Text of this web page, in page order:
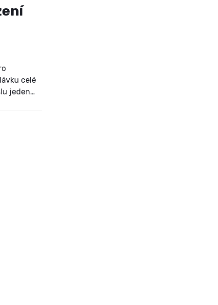
celé
jeden